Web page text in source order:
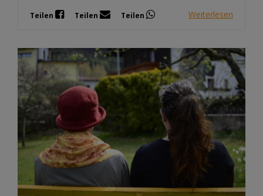
Teilen Teilen Teilen Weiterlesen